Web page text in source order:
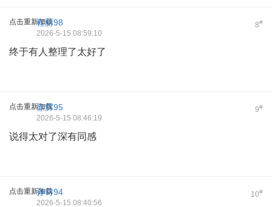
点击重新加载 8#
程丽98
2026-5-15 08:59:10
终于有人整理了太好了
点击重新加载 9#
徐辉95
2026-5-15 08:46:19
说得太对了深有同感
点击重新加载 10#
孙诗94
2026-5-15 08:40:56